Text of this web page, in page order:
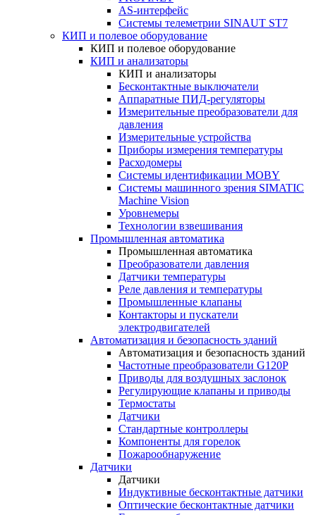
AS-интерфейс
Системы телеметрии SINAUT ST7
КИП и полевое оборудование
КИП и полевое оборудование
КИП и анализаторы
КИП и анализаторы
Бесконтактные выключатели
Аппаратные ПИД-регуляторы
Измерительные преобразователи для
давления
Измерительные устройства
Приборы измерения температуры
Расходомеры
Системы идентификации MOBY
Системы машинного зрения SIMATIC
Machine Vision
Уровнемеры
Технологии взвешивания
Промышленная автоматика
Промышленная автоматика
Преобразователи давления
Датчики температуры
Реле давления и температуры
Промышленные клапаны
Контакторы и пускатели
электродвигателей
Автоматизация и безопасность зданий
Автоматизация и безопасность зданий
Частотные преобразователи G120P
Приводы для воздушных заслонок
Регулирующие клапаны и приводы
Термостаты
Датчики
Стандартные контроллеры
Компоненты для горелок
Пожарообнаружение
Датчики
Датчики
Индуктивные бесконтактные датчики
Оптические бесконтактные датчики